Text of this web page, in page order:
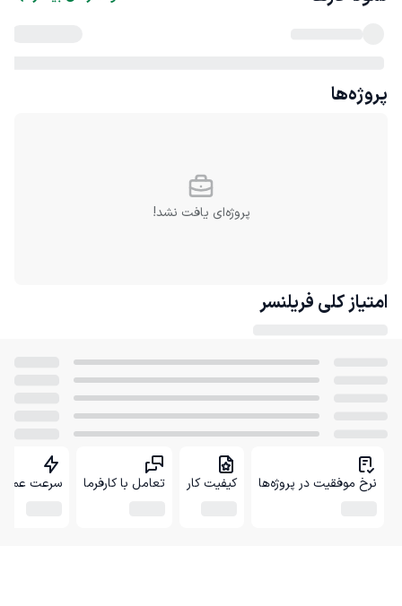
پروژه‌ها
پروژه‌ای یافت نشد!
امتیاز کلی فریلنسر
نرخ موفقیت در پروژه‌ها کیفیت کار تعامل با کارفرما سرعت عمل